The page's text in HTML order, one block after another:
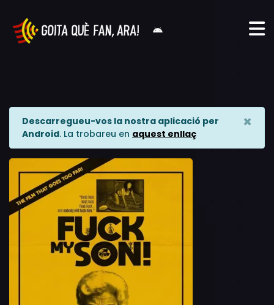
Descarregueu-vos la nostra aplicació per
Android. La trobareu en aquest enllaç
×